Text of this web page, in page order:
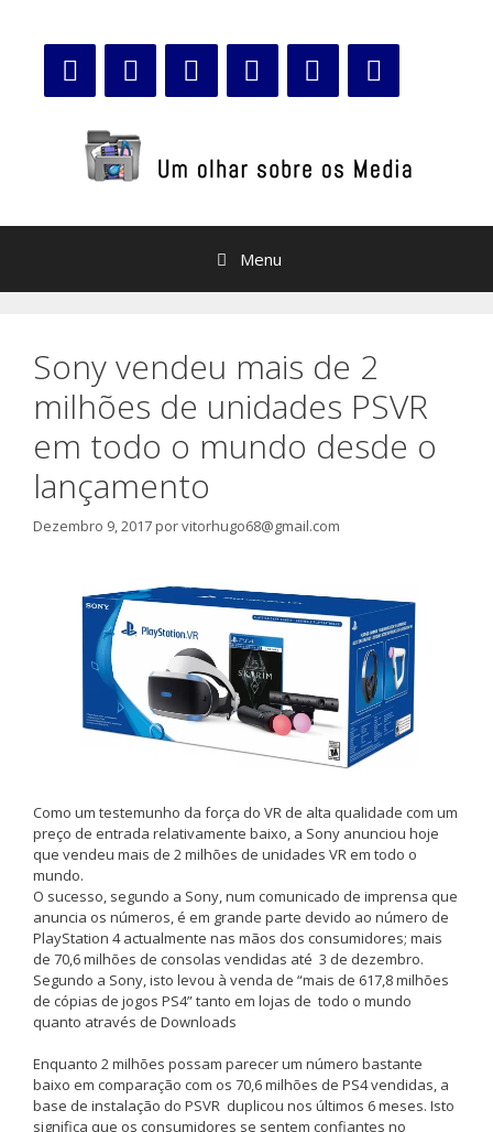
Menu
Sony vendeu mais de 2
milhões de unidades PSVR
em todo o mundo desde o
lançamento
Dezembro 9, 2017porvitorhugo68@gmail.com
Como um testemunho da força do VR de alta qualidade com um
preço de entrada relativamente baixo, a Sony anunciou hoje
que vendeu mais de 2 milhões de unidades VR em todo o
mundo.
O sucesso, segundo a Sony, num comunicado de imprensa que
anuncia os números, é em grande parte devido ao número de
PlayStation 4 actualmente nas mãos dos consumidores; mais
de 70,6 milhões de consolas vendidas até 3 de dezembro.
Segundo a Sony, isto levou à venda de “mais de 617,8 milhões
de cópias de jogos PS4” tanto em lojas de todo o mundo
quanto através de Downloads
Enquanto 2 milhões possam parecer um número bastante
baixo em comparação com os 70,6 milhões de PS4 vendidas, a
base de instalação do PSVR duplicou nos últimos 6 meses. Isto
significa que os consumidores se sentem confiantes no